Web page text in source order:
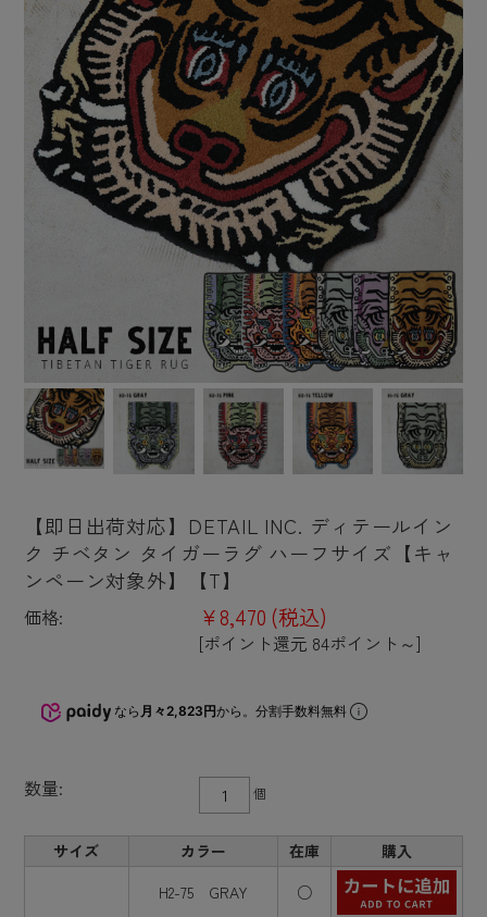
【即日出荷対応】DETAIL INC. ディテールイン
ク チベタン タイガーラグ ハーフサイズ【キャ
ンペーン対象外】【T】
価格: ¥8,470 (税込)
[ポイント還元 84ポイント～]
なら 月々2,823円から。分割手数料無料
数量: 個
サイズ カラー 在庫 購入
H2-75 GRAY ○